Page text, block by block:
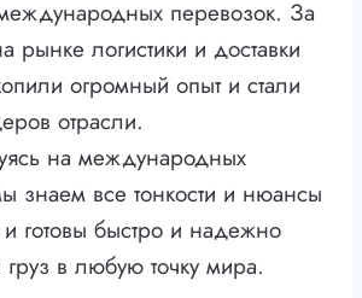
перевозок. За
рынке логистики и доставки
огромный опыт и стали
отрасли.
на международных
знаем все тонкости и нюансы
и готовы быстро и надежно
груз в любую точку мира.